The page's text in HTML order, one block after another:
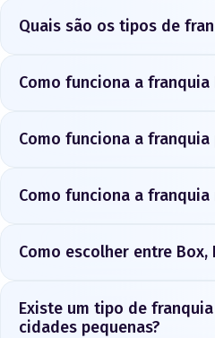
Quais são os tipos de
Como funciona a franquia
Como funciona a franquia
Como funciona a franquia
Como escolher entre Box,
Existe um tipo de
cidades pequenas?